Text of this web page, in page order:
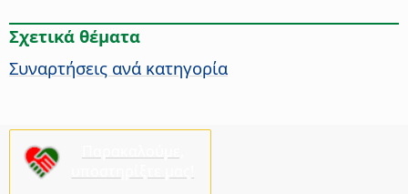
Σχετικά θέματα
Συναρτήσεις ανά κατηγορία